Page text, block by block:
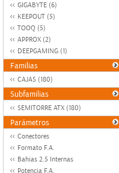
GIGABYTE (6)
KEEPOUT (5)
TOOQ (5)
APPROX (2)
DEEPGAMING (1)
Familias
CAJAS (180)
Subfamilias
SEMITORRE ATX (180)
Parámetros
Conectores
Formato F.A.
Bahias 2.5 Internas
Potencia F.A.